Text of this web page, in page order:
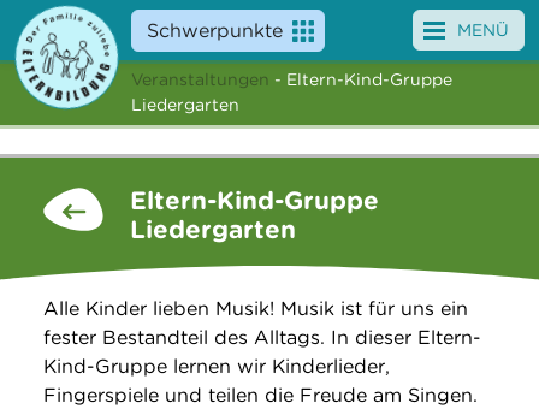
Schwerpunkte
Angebote
News
Über uns
Suche
MENÜ
Veranstaltungen - Eltern-Kind-Gruppe
Liedergarten
Eltern-Kind-Gruppe
Liedergarten
Alle Kinder lieben Musik! Musik ist für uns ein
fester Bestandteil des Alltags. In dieser Eltern-
Kind-Gruppe lernen wir Kinderlieder,
Fingerspiele und teilen die Freude am Singen.